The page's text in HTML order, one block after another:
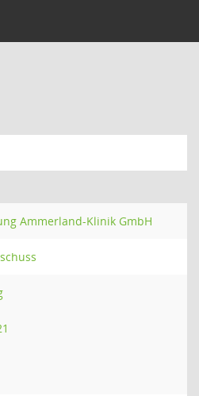
Ammerland-Klinik GmbH